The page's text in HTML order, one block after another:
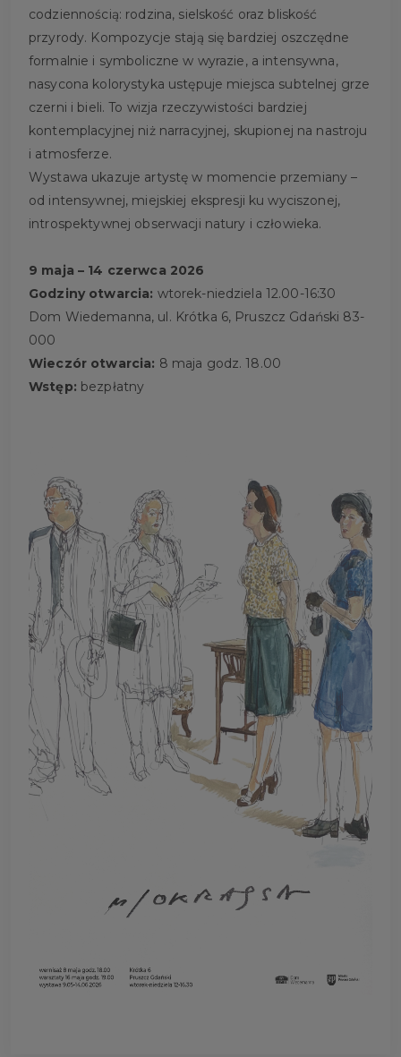
codziennością: rodzina, sielskość oraz bliskość
przyrody. Kompozycje stają się bardziej oszczędne
formalnie i symboliczne w wyrazie, a intensywna,
nasycona kolorystyka ustępuje miejsca subtelnej grze
czerni i bieli. To wizja rzeczywistości bardziej
kontemplacyjnej niż narracyjnej, skupionej na nastroju
i atmosferze.
Wystawa ukazuje artystę w momencie przemiany –
od intensywnej, miejskiej ekspresji ku wyciszonej,
introspektywnej obserwacji natury i człowieka.
9 maja – 14 czerwca 2026
Godziny otwarcia: wtorek-niedziela 12.00-16:30
Dom Wiedemanna, ul. Krótka 6, Pruszcz Gdański 83-
000
Wieczór otwarcia: 8 maja godz. 18.00
Wstęp: bezpłatny